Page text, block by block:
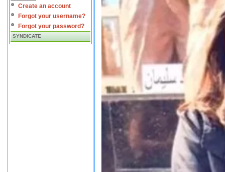
Create an account
Forgot your username?
Forgot your password?
SYNDICATE